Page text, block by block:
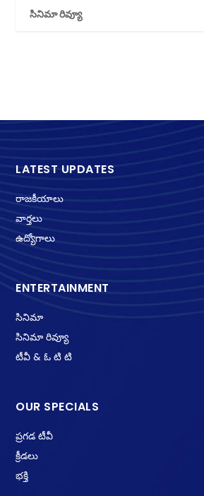
సినిమా రివ్యూ
LATEST UPDATES
రాజకీయాలు
వార్తలు
ఉద్యోగాలు
ENTERTAINMENT
సినిమా
సినిమా రివ్యూ
టీవీ & ఓ టి టి
OUR SPECIALS
ప్రగడ టీవీ
క్రీడలు
భక్తి